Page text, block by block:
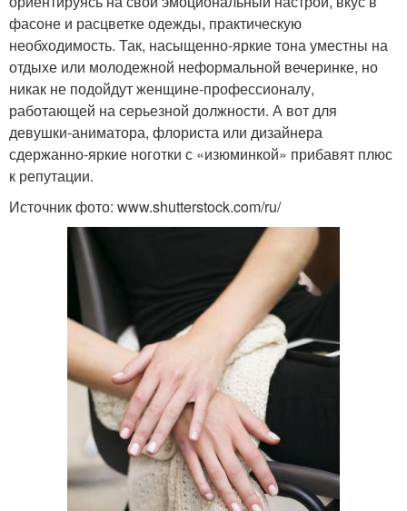
фасоне и расцветке одежды, практическую
необходимость. Так, насыщенно-яркие тона уместны на
отдыхе или молодежной неформальной вечеринке, но
никак не подойдут женщине-профессионалу,
работающей на серьезной должности. А вот для
девушки-аниматора, флориста или дизайнера
сдержанно-яркие ноготки с «изюминкой» прибавят плюс
к репутации.
Источник фото: www.shutterstock.com/ru/